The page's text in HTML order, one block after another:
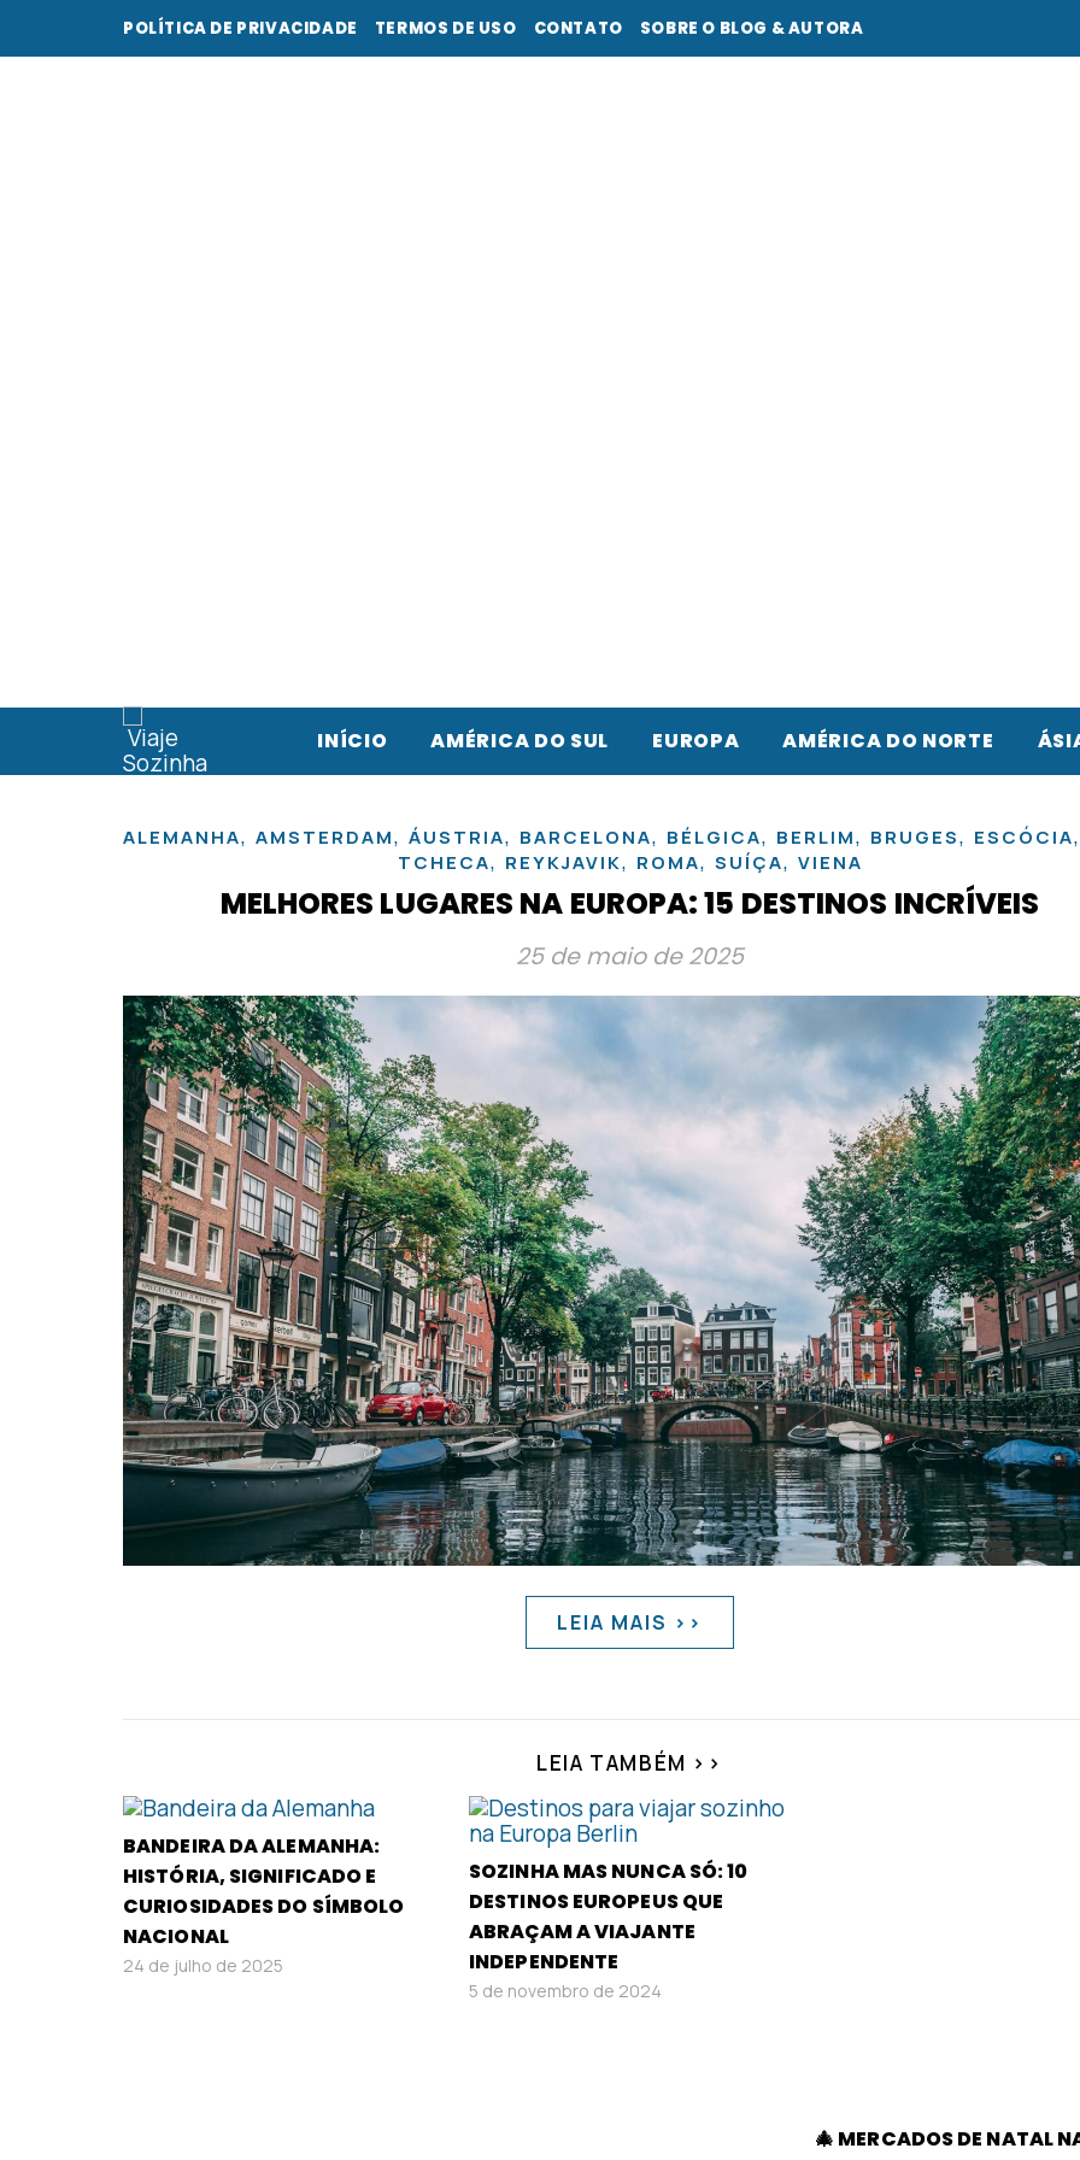
POLÍTICA DE PRIVACIDADE TERMOS DE USO CONTATO SOBRE O BLOG & AUTORA
INÍCIO AMÉRICA DO SUL EUROPA AMÉRICA DO NORTE
ALEMANHA, AMSTERDAM, ÁUSTRIA, BARCELONA, BÉLGICA, BERLIM, BRUGES, ESCÓCIA,
TCHECA, REYKJAVIK, ROMA, SUÍÇA, VIENA
MELHORES LUGARES NA EUROPA: 15 DESTINOS INCRÍVEIS
25 de maio de 2025
LEIA MAIS >>
LEIA TAMBÉM >>
BANDEIRA DA ALEMANHA:
HISTÓRIA, SIGNIFICADO E
CURIOSIDADES DO SÍMBOLO
NACIONAL
24 de julho de 2025
SOZINHA MAS NUNCA SÓ: 10
DESTINOS EUROPEUS QUE
ABRAÇAM A VIAJANTE
INDEPENDENTE
5 de novembro de 2024
🎄 MERCADOS DE NATAL